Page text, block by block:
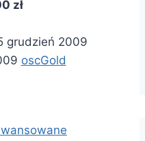
zł
grudzień 2009
oscGold